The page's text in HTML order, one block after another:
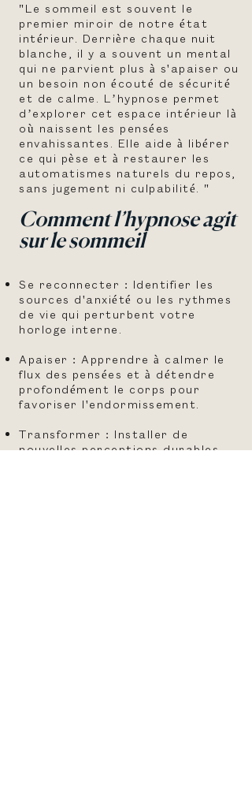
"Le sommeil est souvent le
premier miroir de notre état
intérieur. Derrière chaque nuit
blanche, il y a souvent un mental
qui ne parvient plus à s'apaiser ou
un besoin non écouté de sécurité
et de calme. L’hypnose permet
d’explorer cet espace intérieur là
où naissent les pensées
envahissantes. Elle aide à libérer
ce qui pèse et à restaurer les
automatismes naturels du repos,
sans jugement ni culpabilité. "
Comment l’hypnose agit
sur le sommeil
Se reconnecter : Identifier les
sources d'anxiété ou les rythmes
de vie qui perturbent votre
horloge interne.
Apaiser : Apprendre à calmer le
flux des pensées et à détendre
profondément le corps pour
favoriser l'endormissement.
Transformer : Installer de
nouvelles perceptions durables